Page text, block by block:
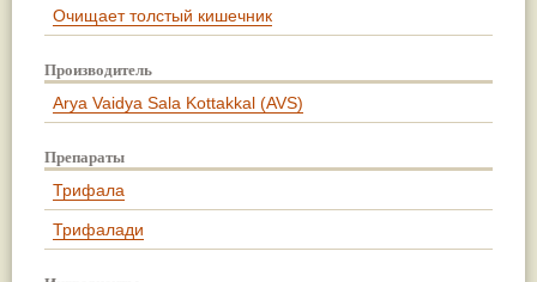
Очищает толстый кишечник
Производитель
Arya Vaidya Sala Kottakkal (AVS)
Препараты
Трифала
Трифалади